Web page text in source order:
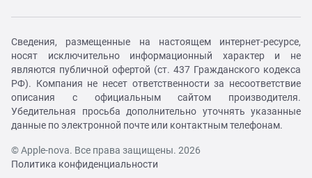
Сведения, размещенные на настоящем интернет-ресурсе,
носят исключительно информационный характер и не
являются публичной офертой (ст. 437 Гражданского кодекса
РФ). Компания не несет ответственности за несоответствие
описания с официальным сайтом производителя.
Убедительная просьба дополнительно уточнять указанные
данные по электронной почте или контактным телефонам.
© Apple-nova. Все права защищены. 2026
Политика конфиденциальности